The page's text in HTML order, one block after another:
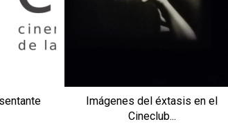
Imágenes del éxtasis en el
Cineclub...